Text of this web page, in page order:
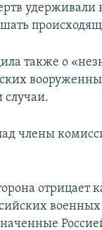
удерживали
также о
случаи.
члены
отрицает